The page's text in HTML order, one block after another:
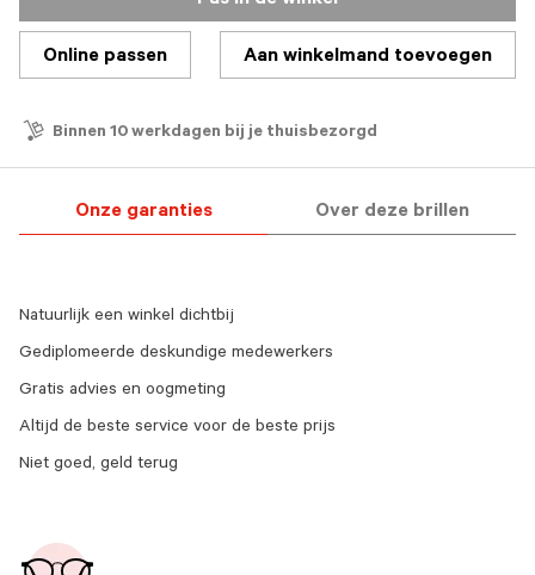
Online passen Aan winkelmand toevoegen
Binnen 10 werkdagen bij je thuisbezorgd
Onze garanties Over deze brillen
Natuurlijk een winkel dichtbij
Gediplomeerde deskundige medewerkers
Gratis advies en oogmeting
Altijd de beste service voor de beste prijs
Niet goed, geld terug